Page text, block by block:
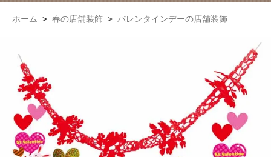
ホーム > 春の店舗装飾 > バレンタインデーの店舗装飾